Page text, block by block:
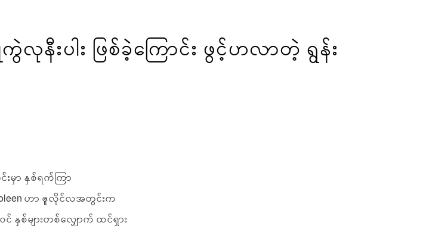
နီးပါး ဖြစ်ခဲ့ကြောင်း ဖွင့်ဟလာတဲ့ ရွန်း
မှာ နှစ်ရက်ကြာ
ဟာ ဇူလိုင်လအတွင်းက
နှစ်များတစ်လျှောက် ထင်ရှား